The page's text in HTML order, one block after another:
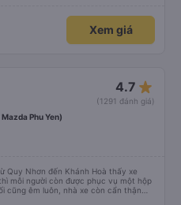
sinh. cái hay ở đây
báo, loa báo là dừng 30p nhưng thực
đã lên đông đủ. tóm lại thì lần đầu đi
Xem giá
4.7 star_rate
(1291 đánh giá)
Phu Yen)
Quy Nhơn đến Khánh Hoà thấy xe
mỗi người còn được phục vụ một hộp
cũng êm luôn, nhà xe còn cẩn thận
để đựng chai nước uống tránh rớt.